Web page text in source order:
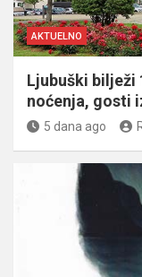
AKTUELNO
Ljubuški bilježi
noćenja, gosti
5 dana ago